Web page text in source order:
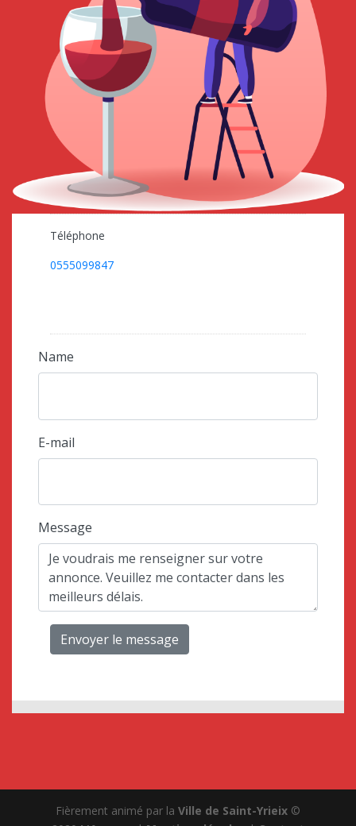
Téléphone
0555099847
Name
E-mail
Message
Envoyer le message
Fièrement animé par la Ville de Saint-Yrieix©